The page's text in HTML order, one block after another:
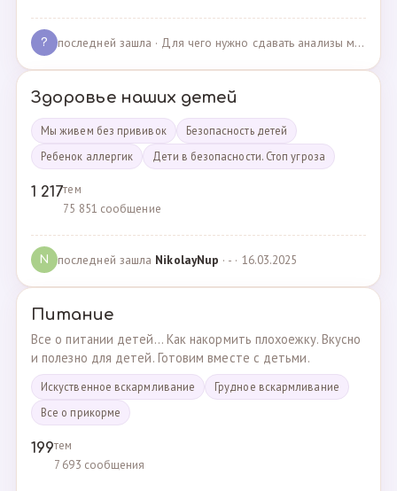
? последней зашла · Для чего нужно сдавать анализы мочи спортсменам? · 03.05.2025
Здоровье наших детей
Мы живем без прививок
Безопасность детей
Ребенок аллергик
Дети в безопасности. Стоп угроза
1 217тем
75 851 сообщение
N последней зашла NikolayNup · - · 16.03.2025
Питание
Все о питании детей... Как накормить плохоежку. Вкусно
и полезно для детей. Готовим вместе с детьми.
Искуственное вскармливание
Грудное вскармливание
Все о прикорме
199тем
7 693 сообщения